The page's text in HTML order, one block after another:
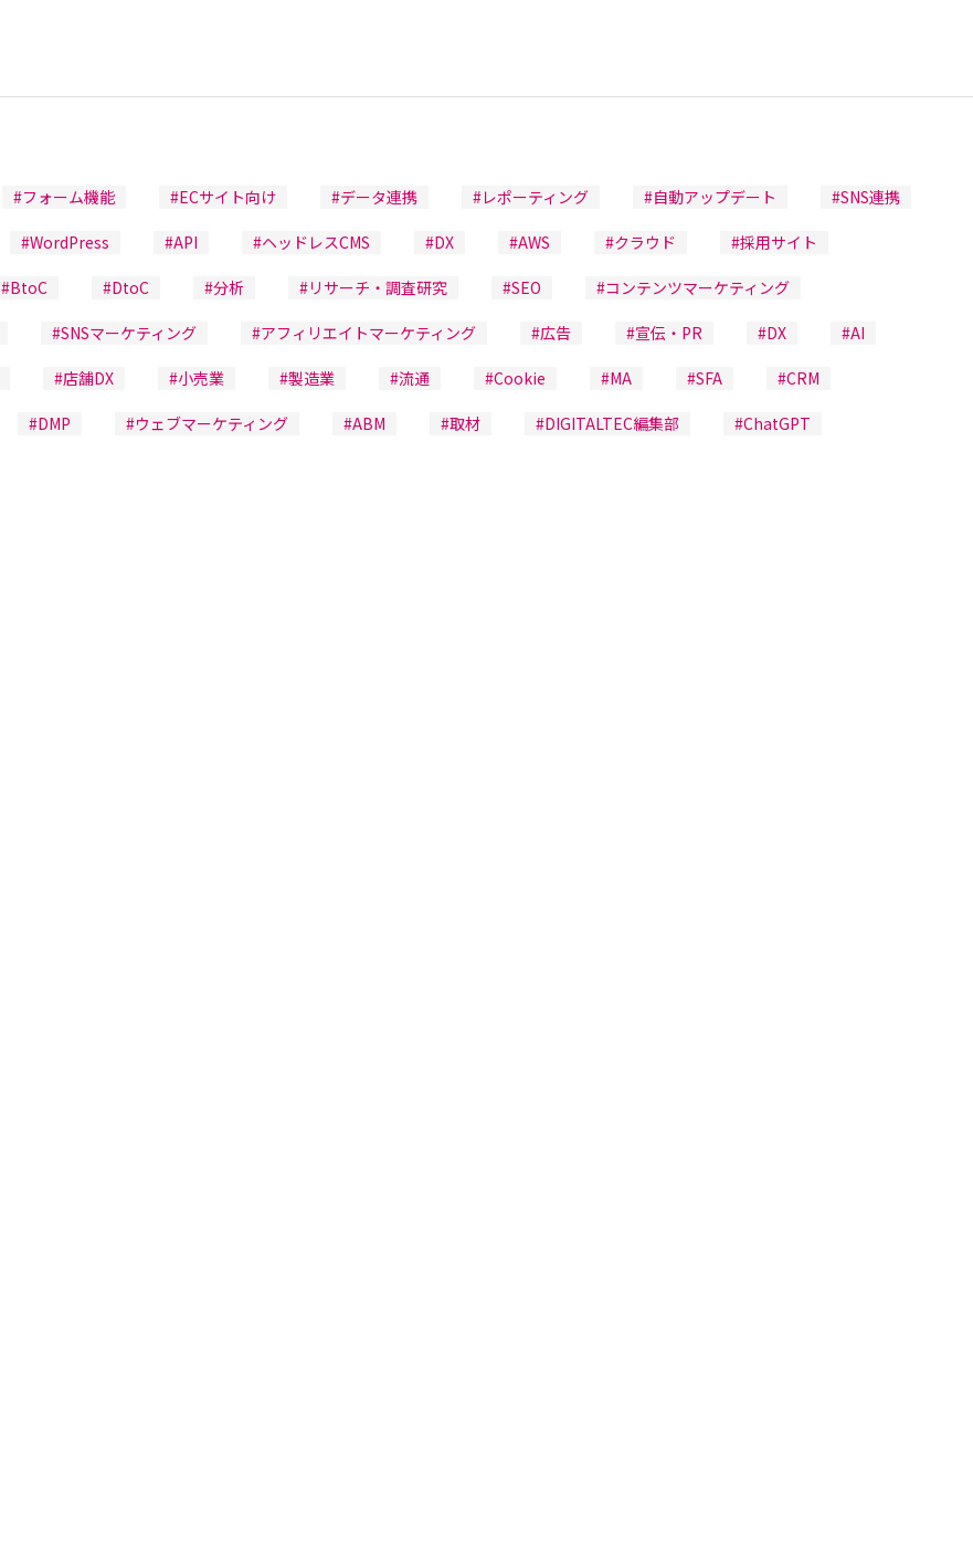
#フォーム機能 #ECサイト向け #データ連携 #レポーティング #自動アップデート #SNS連携
#WordPress #API #ヘッドレスCMS #DX #AWS #クラウド #採用サイト
#BtoC #DtoC #分析 #リサーチ・調査研究 #SEO #コンテンツマーケティング
#SNSマーケティング #アフィリエイトマーケティング #広告 #宣伝・PR #DX #AI
#店舗DX #小売業 #製造業 #流通 #Cookie #MA #SFA #CRM
#DMP #ウェブマーケティング #ABM #取材 #DIGITALTEC編集部 #ChatGPT